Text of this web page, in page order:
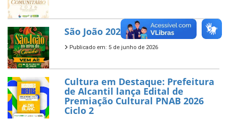
São João 2026
Publicado em: 5 de junho de 2026
Cultura em Destaque: Prefeitura
de Alcantil lança Edital de
Premiação Cultural PNAB 2026
Ciclo 2